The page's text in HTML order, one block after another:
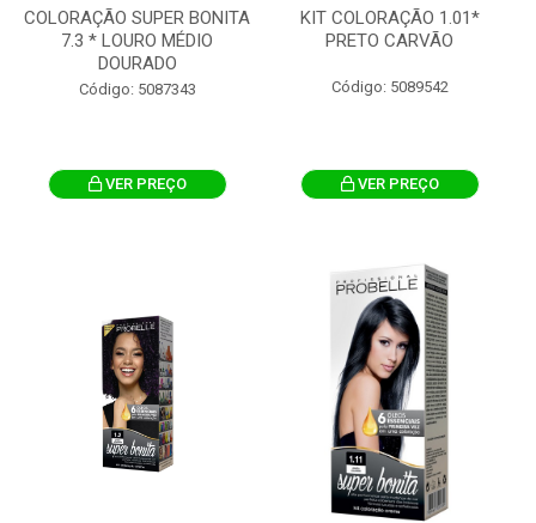
COLORAÇÃO SUPER BONITA
7.3 * LOURO MÉDIO
DOURADO
Código: 5087343
VER PREÇO
KIT COLORAÇÃO 1.01*
PRETO CARVÃO
Código: 5089542
VER PREÇO